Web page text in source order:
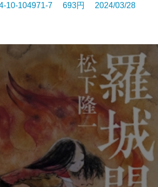
10-104971-7 693円 2024/03/28